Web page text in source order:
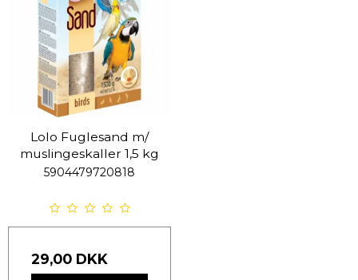
Lolo Fuglesand m/
muslingeskaller 1,5 kg
5904479720818
29,00 DKK